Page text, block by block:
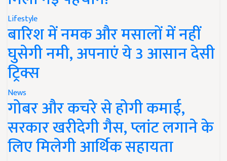
Lifestyle
बारिश में नमक और मसालों में नहीं
घुसेगी नमी, अपनाएं ये 3 आसान देसी
ट्रिक्स
News
गोबर और कचरे से होगी कमाई,
सरकार खरीदेगी गैस, प्लांट लगाने के
लिए मिलेगी आर्थिक सहायता